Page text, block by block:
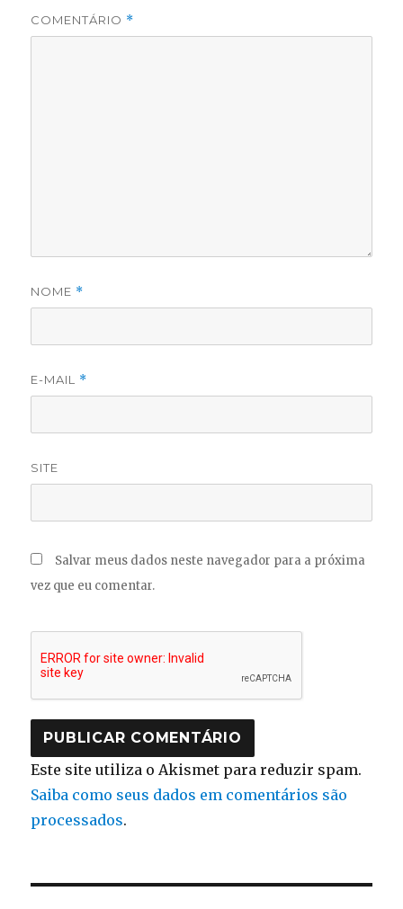
COMENTÁRIO *
NOME *
E-MAIL *
SITE
Salvar meus dados neste navegador para a próxima
vez que eu comentar.
Este site utiliza o Akismet para reduzir spam.
Saiba como seus dados em comentários são
processados.